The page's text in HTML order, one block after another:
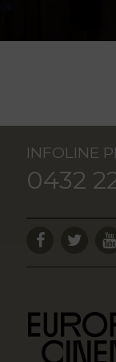
INFOLINE
0432